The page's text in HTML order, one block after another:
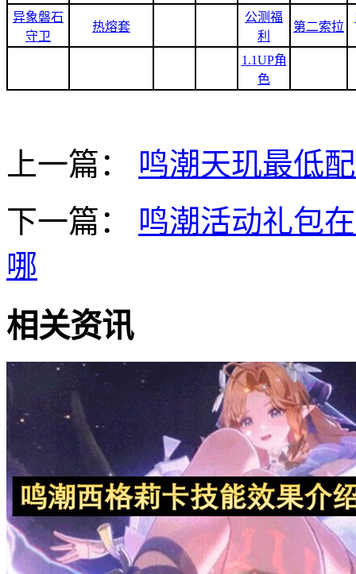
异象磐石
守卫
热熔套
公测福
利
第二索拉
1.1UP角
色
上一篇：
鸣潮天玑最低
下一篇：
鸣潮活动礼包
哪
相关资讯